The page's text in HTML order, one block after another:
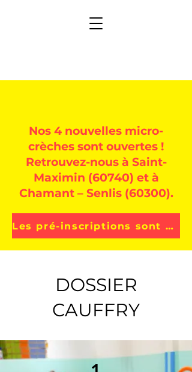
Nos 4 nouvelles micro-
crèches sont ouvertes !
Retrouvez-nous à Saint-
Maximin (60740) et à
Chamant – Senlis (60300).
Les pré-inscriptions sont ouvertes ICI
DOSSIER
CAUFFRY